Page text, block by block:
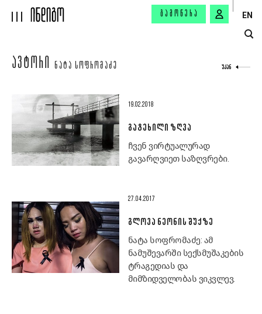
ᲒᲐᲛᲝᲬᲔᲠᲐ EN
ᲐᲕᲢᲝᲠᲘ ᲜᲐᲢᲐ ᲡᲝᲤᲠᲝᲛᲐᲫᲔ ᲣᲙᲐᲜ
19.02.2018
ᲒᲐᲢᲔᲮᲘᲚᲘ ᲖᲦᲕᲐ
ჩვენ ვირტუალურად
გავარღვიეთ საზღვრები.
27.04.2017
ᲒᲚᲝᲕᲐ ᲜᲔᲝᲜᲘᲡ ᲨᲣᲥᲖᲔ
ნატა სოფრომაძე: ამ
ნამუშევარში სექსმუშაკების
ტრაგედიას და
მიმზიდველობას ვიკვლევ.